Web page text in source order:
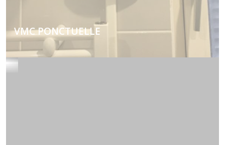
VMC PONCTUELLE
Pour le renouvellement de l'air dans une pièce